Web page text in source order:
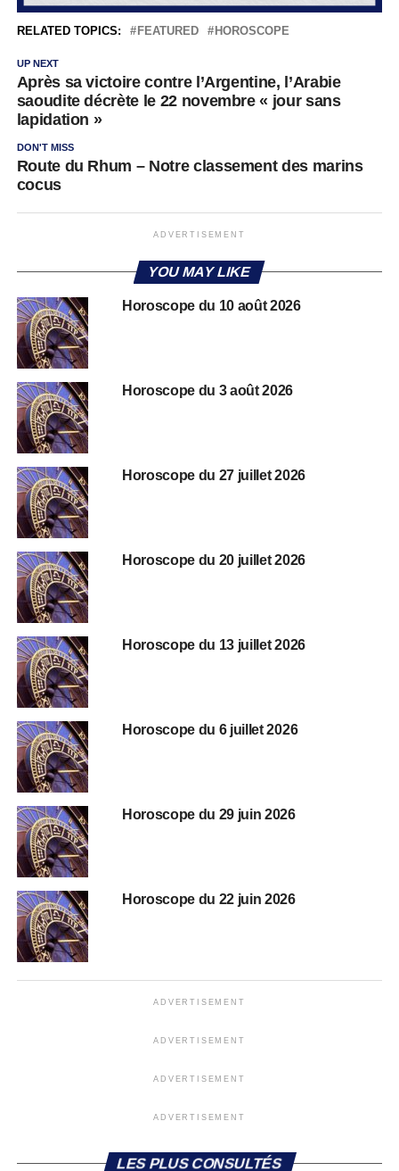
RELATED TOPICS: FEATURED HOROSCOPE
UP NEXT
Après sa victoire contre l’Argentine, l’Arabie
saoudite décrète le 22 novembre « jour sans
lapidation »
DON'T MISS
Route du Rhum – Notre classement des marins
cocus
ADVERTISEMENT
YOU MAY LIKE
Horoscope du 10 août 2026
Horoscope du 3 août 2026
Horoscope du 27 juillet 2026
Horoscope du 20 juillet 2026
Horoscope du 13 juillet 2026
Horoscope du 6 juillet 2026
Horoscope du 29 juin 2026
Horoscope du 22 juin 2026
ADVERTISEMENT
ADVERTISEMENT
ADVERTISEMENT
ADVERTISEMENT
LES PLUS CONSULTÉS